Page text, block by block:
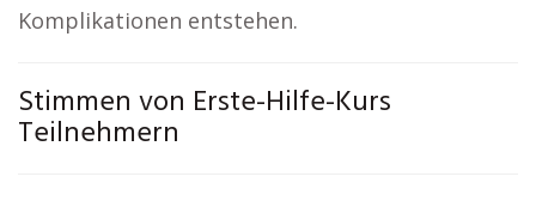
Komplikationen entstehen.
Stimmen von Erste-Hilfe-Kurs
Teilnehmern